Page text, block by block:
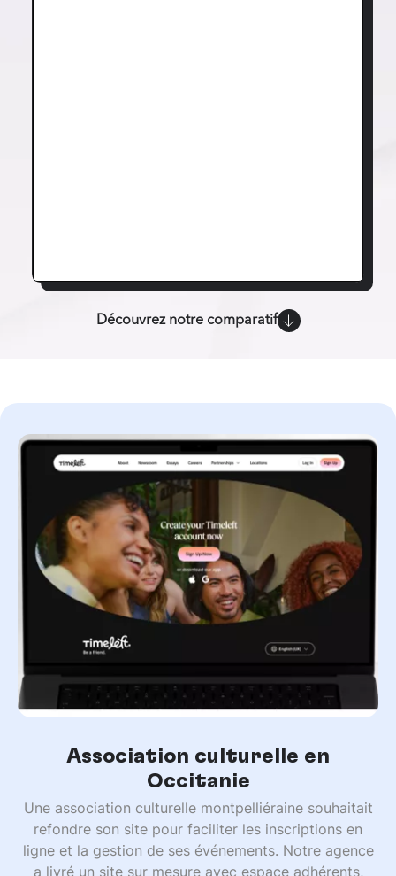
Découvrez notre comparatif
Association culturelle en
Occitanie
Une association culturelle montpelliéraine souhaitait
refondre son site pour faciliter les inscriptions en
ligne et la gestion de ses événements. Notre agence
a livré un site sur mesure avec espace adhérents,